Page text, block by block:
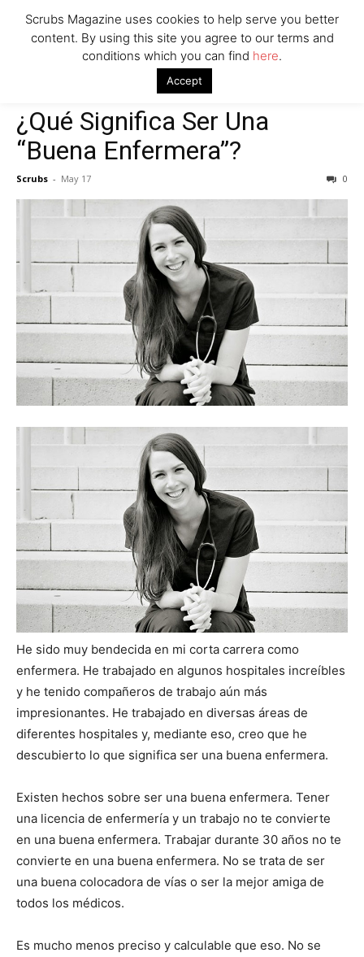
¿Qué Significa Ser Una “Buena Enfermera”?
¿Qué Significa Ser Una
“Buena Enfermera”?
Scrubs - May 17 0
He sido muy bendecida en mi corta carrera como
enfermera. He trabajado en algunos hospitales increíbles
y he tenido compañeros de trabajo aún más
impresionantes. He trabajado en diversas áreas de
diferentes hospitales y, mediante eso, creo que he
descubierto lo que significa ser una buena enfermera.
Existen hechos sobre ser una buena enfermera. Tener
una licencia de enfermería y un trabajo no te convierte
en una buena enfermera. Trabajar durante 30 años no te
convierte en una buena enfermera. No se trata de ser
una buena colocadora de vías o ser la mejor amiga de
todos los médicos.
Es mucho menos preciso y calculable que eso. No se
Scrubs Magazine uses cookies to help serve you better
content. By using this site you agree to our terms and
conditions which you can find here.
Accept